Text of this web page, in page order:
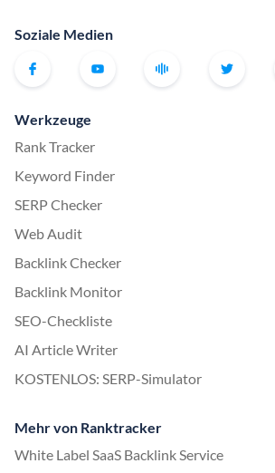
Soziale Medien
Werkzeuge
Rank Tracker
Keyword Finder
SERP Checker
Web Audit
Backlink Checker
Backlink Monitor
SEO-Checkliste
AI Article Writer
KOSTENLOS: SERP-Simulator
Mehr von Ranktracker
White Label SaaS Backlink Service